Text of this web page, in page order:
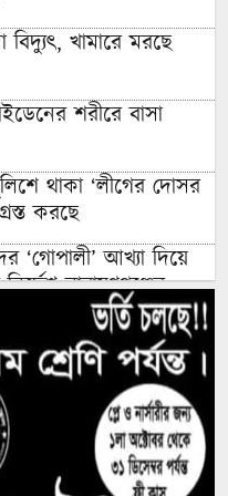
খামারে মরছে
শরীরে বাসা
থাকা ‘লীগের দোসর
করছে
‘গোপালী’ আখ্যা দিয়ে
নারায়ণগঞ্জের
সেজে নিবন্ধিত
গেলেন এনআইডি-
ডজন ঠেকল ১৮০